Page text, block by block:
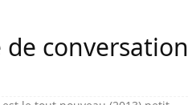
conversation